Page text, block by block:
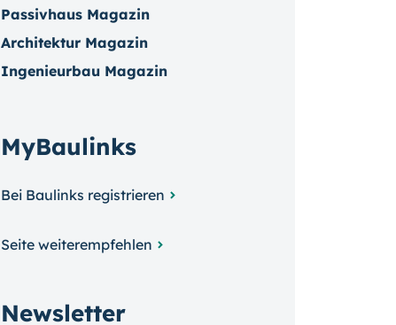
Passivhaus Magazin
Architektur Magazin
Ingenieurbau Magazin
MyBaulinks
Bei Baulinks registrieren
Seite weiterempfehlen
Newsletter